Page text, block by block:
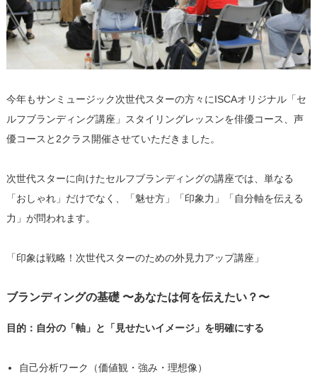
今年もサンミュージック次世代スターの方々にISCAオリジナル「セ
ルフブランディング講座」スタイリングレッスンを俳優コース、声
優コースと2クラス開催させていただきました。
次世代スターに向けたセルフブランディングの講座では、単なる
「おしゃれ」だけでなく、「魅せ方」「印象力」「自分軸を伝える
力」が問われます。
「印象は戦略！次世代スターのための外見力アップ講座」
ブランディングの基礎 〜あなたは何を伝えたい？〜
目的：自分の「軸」と「見せたいイメージ」を明確にする
自己分析ワーク（価値観・強み・理想像）